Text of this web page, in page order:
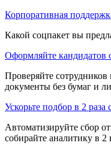
Корпоративная
Какой соцпакет вы
Оформляйте кандидатов
Проверяйте
документы без бумаг и
Ускорьте подбор в 2 раза
Автоматизируйте сбор
собирайте аналитику в 2